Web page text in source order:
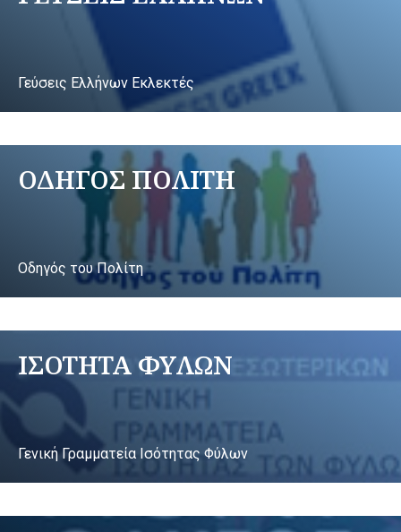
Γεύσεις Ελλήνων Εκλεκτές
ΟΔΗΓΟΣ ΠΟΛΙΤΗ
Οδηγός του Πολίτη
ΙΣΟΤΗΤΑ ΦΥΛΩΝ
Γενική Γραμματεία Ισότητας Φύλων